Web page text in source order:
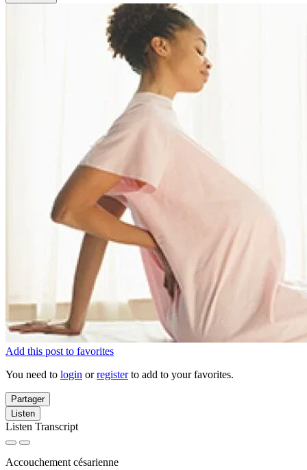
Add this post to favorites
You need to login orregisterto add to your favorites.
Partager
Listen
Listen Transcript
Accouchement césarienne